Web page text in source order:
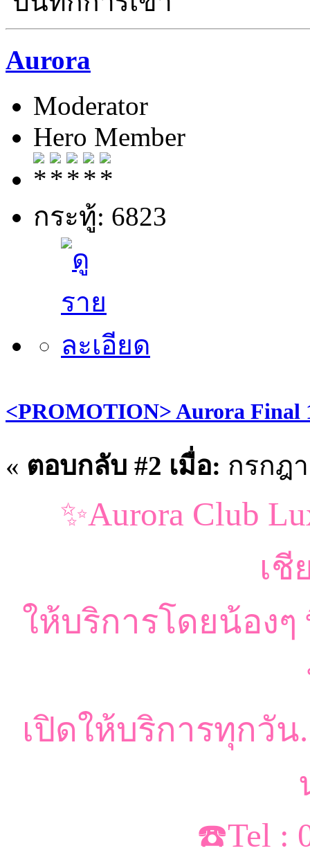
Aurora
Moderator
Hero Member
กระทู้: 6823
<PROMOTION> Aurora
« ตอบกลับ #2 เมื่อ: กรกฎา
✨Aurora Club
เชี
ให้บริการโดยน้อง
เปิดให้บริการทุกวัน
☎️Tel :